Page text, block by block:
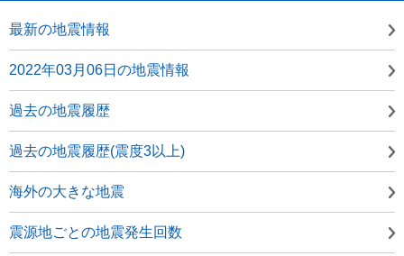
最新の地震情報
2022年03月06日の地震情報
過去の地震履歴
過去の地震履歴(震度3以上)
海外の大きな地震
震源地ごとの地震発生回数